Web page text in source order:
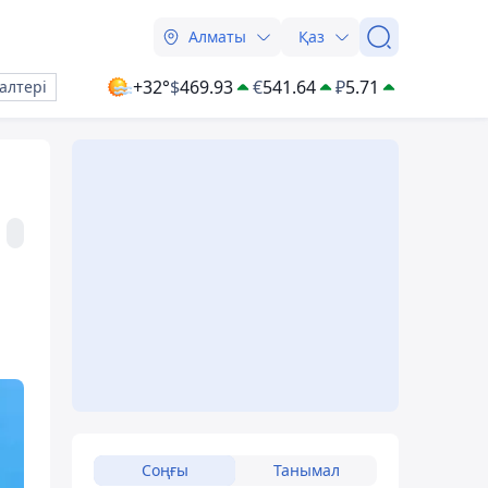
Алматы Қаз
+32°$469.93 €541.64 ₽5.71
Соңғы Танымал